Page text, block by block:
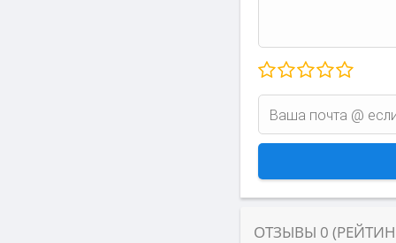
ОТЗЫВЫ 0